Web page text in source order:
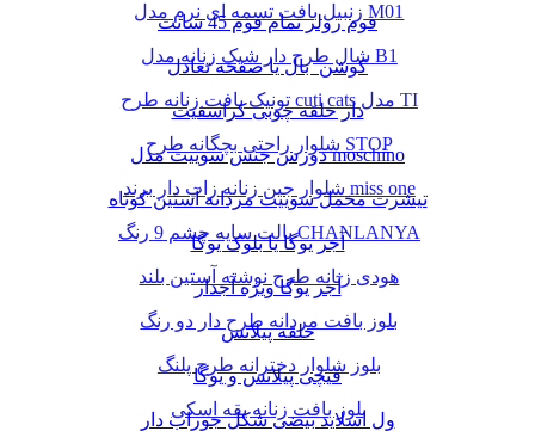
زنبیل بافت تسمه ای نرم مدل M01
شال طرح دار شیک زنانه مدل B1
تونیک بافت زنانه طرح cuti cats مدل TI
شلوار راحتی بچگانه طرح STOP
شلوار جین زنانه زاپ دار برند miss one
پالت سایه چشم 9 رنگ CHANLANYA
هودی زنانه طرح نوشته آستین بلند
بلوز بافت مردانه طرح دار دو رنگ
بلوز شلوار دخترانه طرح پلنگ
بلوز بافت زنانه یقه اسکی
فوم رولر تمام فوم 45 سانت
کوشن بال یا صفحه تعادل
دار حلقه چوبی کراسفیت
دورس جنس سوییت مدل moschino
تیشرت مخمل سوییت مردانه آستین کوتاه
آجر یوگا یا بلوک یوگا
آجر یوگا ویژه آجدار
حلقه پیلاتس
قیچی پیلاتس و یوگا
ول اسلاید بیضی شکل جوراب دار